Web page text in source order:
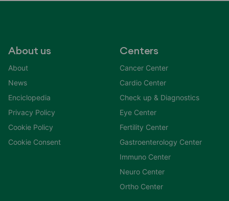
About us
About
News
Enciclopedia
Privacy Policy
Cookie Policy
Cookie Consent
Centers
Cancer Center
Cardio Center
Check up & Diagnostics
Eye Center
Fertility Center
Gastroenterology Center
Immuno Center
Neuro Center
Ortho Center